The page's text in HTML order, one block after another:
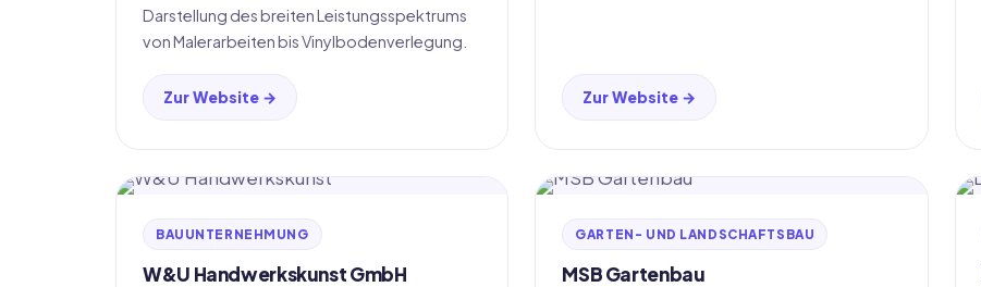
Darstellung des breiten Leistungsspektrums
von Malerarbeiten bis Vinylbodenverlegung.
Zur Website → Zur Website →
BAUUNTERNEHMUNG
W&U Handwerkskunst GmbH
GARTEN- UND LANDSCHAFTSBAU
MSB Gartenbau